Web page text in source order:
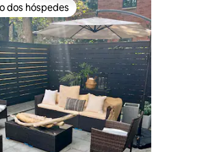
de 5, 240 avaliações
dos hóspedes
dos hóspedes